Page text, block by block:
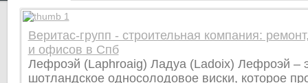
Веритас-групп - строительная компания:
и офисов в Спб
Лефроэй (Laphroaig) Ладуа (Ladoix) Лефроэй –
шотландское односолодовое виски, которое